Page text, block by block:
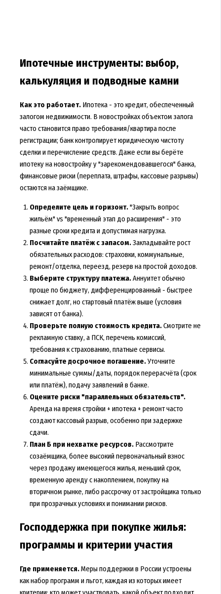
Ипотечные инструменты: выбор,
калькуляция и подводные камни
Как это работает.Ипотека - это кредит, обеспеченный
залогом недвижимости. В новостройках объектом залога
часто становится право требования/квартира после
регистрации; банк контролирует юридическую чистоту
сделки и перечисление средств. Даже если вы берёте
ипотеку на новостройку у "зарекомендовавшегося" банка,
финансовые риски (переплата, штрафы, кассовые разрывы)
остаются на заёмщике.
Определите цель и горизонт."Закрыть вопрос
жильём" vs "временный этап до расширения" - это
разные сроки кредита и допустимая нагрузка.
Посчитайте платёж с запасом.Закладывайте рост
обязательных расходов: страховки, коммунальные,
ремонт/отделка, переезд, резерв на простой доходов.
Выберите структуру платежа.Аннуитет обычно
проще по бюджету, дифференцированный - быстрее
снижает долг, но стартовый платёж выше (условия
зависят от банка).
Проверьте полную стоимость кредита.Смотрите не
рекламную ставку, а ПСК, перечень комиссий,
требования к страхованию, платные сервисы.
Согласуйте досрочное погашение.Уточните
минимальные суммы/даты, порядок перерасчёта (срок
или платёж), подачу заявлений в банке.
Оцените риски "параллельных обязательств".
Аренда на время стройки + ипотека + ремонт часто
создают кассовый разрыв, особенно при задержке
сдачи.
План Б при нехватке ресурсов.Рассмотрите
созаёмщика, более высокий первоначальный взнос
через продажу имеющегося жилья, меньший срок,
временную аренду с накоплением, покупку на
вторичном рынке, либо рассрочку от застройщика только
при прозрачных условиях и понимании рисков.
Господдержка при покупке жилья:
программы и критерии участия
Где применяется.Меры поддержки в России устроены
как набор программ и льгот, каждая из которых имеет